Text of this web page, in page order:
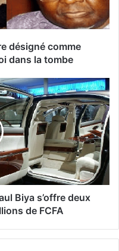
désigné comme
dans la tombe
Biya s’offre deux
de FCFA